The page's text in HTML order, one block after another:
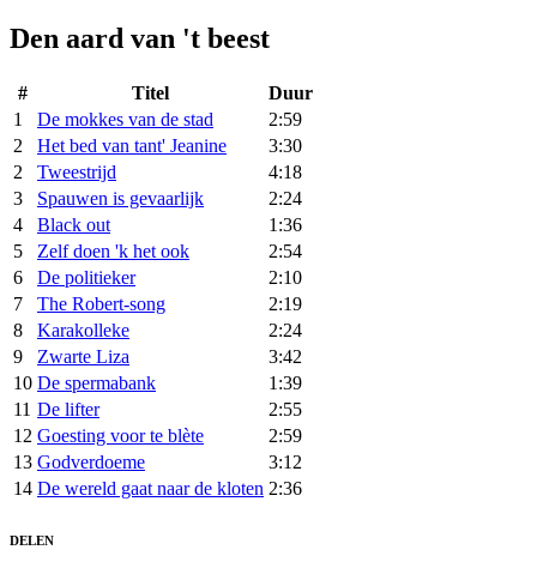
Den aard van 't beest
# Titel
Duur
1
De mokkes van de stad
2:59
2
Het bed van tant' Jeanine
3:30
2
Tweestrijd
4:18
3
Spauwen is gevaarlijk
2:24
4
Black out
1:36
5
Zelf doen 'k het ook
2:54
6
De politieker
2:10
7
The Robert-song
2:19
8
Karakolleke
2:24
9
Zwarte Liza
3:42
10 De spermabank
1:39
11 De lifter
2:55
12 Goesting voor te blète
2:59
13 Godverdoeme
3:12
14 De wereld gaat naar de kloten 2:36
DELEN